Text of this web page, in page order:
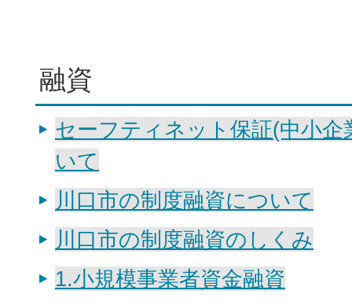
融資
セーフティネット保証(中小企
いて
川口市の制度融資について
川口市の制度融資のしくみ
1.小規模事業者資金融資